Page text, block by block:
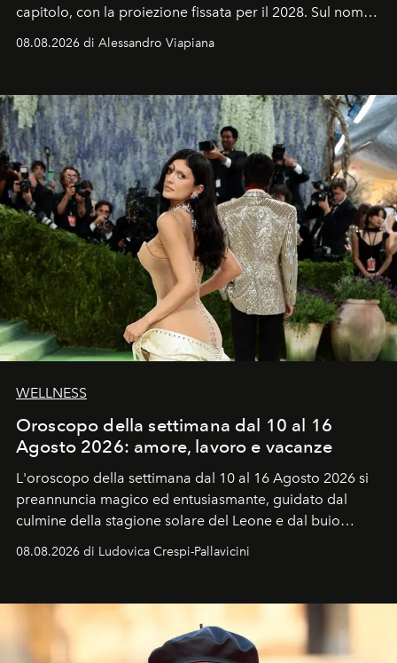
capitolo, con la proiezione fissata per il 2028. Sul nome
dell’attore chiamato a raccogliere l’eredità di Daniel
Craig, però, regna ancora il più assoluto riserbo.
08.08.2026 di Alessandro Viapiana
WELLNESS
Oroscopo della settimana dal 10 al 16
Agosto 2026: amore, lavoro e vacanze
L'oroscopo della settimana dal 10 al 16 Agosto 2026 si
preannuncia magico ed entusiasmante, guidato dal
culmine della stagione solare del Leone e dal buio
favorevole della Luna nuova in Leone del 12 agosto,
ideale per la notte delle Perseidi.
08.08.2026 di Ludovica Crespi-Pallavicini